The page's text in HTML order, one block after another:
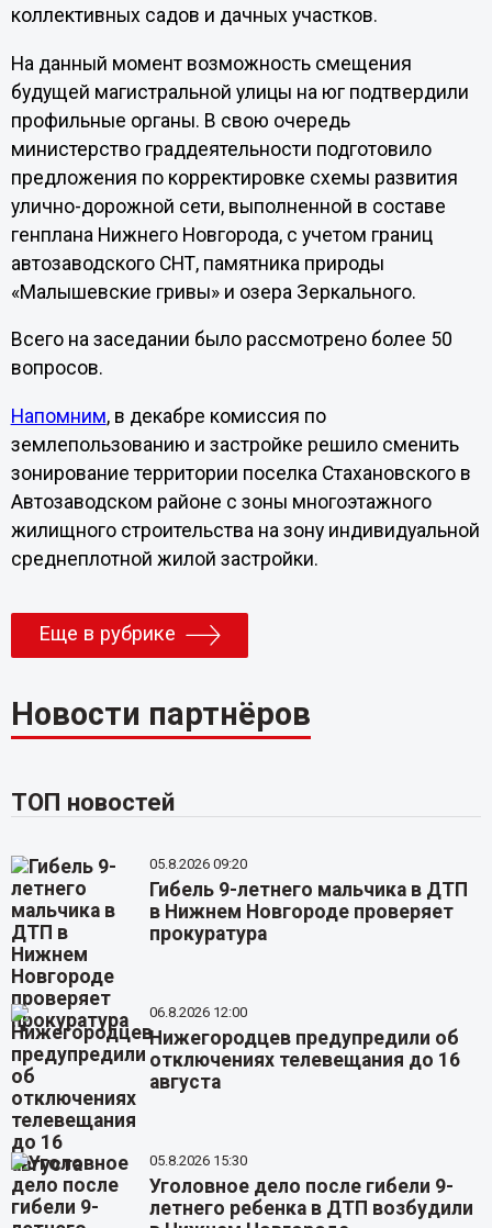
коллективных садов и дачных участков.
На данный момент возможность смещения
будущей магистральной улицы на юг подтвердили
профильные органы. В свою очередь
министерство граддеятельности подготовило
предложения по корректировке схемы развития
улично-дорожной сети, выполненной в составе
генплана Нижнего Новгорода, с учетом границ
автозаводского СНТ, памятника природы
«Малышевские гривы» и озера Зеркального.
Всего на заседании было рассмотрено более 50
вопросов.
Напомним, в декабре комиссия по
землепользованию и застройке решило сменить
зонирование территории поселка Стахановского в
Автозаводском районе с зоны многоэтажного
жилищного строительства на зону индивидуальной
среднеплотной жилой застройки.
Еще в рубрике
Новости партнёров
ТОП новостей
05.8.2026 09:20
Гибель 9-летнего мальчика в ДТП
в Нижнем Новгороде проверяет
прокуратура
06.8.2026 12:00
Нижегородцев предупредили об
отключениях телевещания до 16
августа
05.8.2026 15:30
Уголовное дело после гибели 9-
летнего ребенка в ДТП возбудили